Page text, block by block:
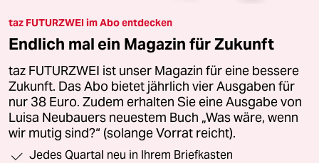
taz FUTURZWEI im Abo entdecken
Endlich mal ein Magazin für Zukunft
taz FUTURZWEI ist unser Magazin für eine bessere
Zukunft. Das Abo bietet jährlich vier Ausgaben für
nur 38 Euro. Zudem erhalten Sie eine Ausgabe von
Luisa Neubauers neuestem Buch „Was wäre, wenn
wir mutig sind?“ (solange Vorrat reicht).
Jedes Quartal neu in Ihrem Briefkasten